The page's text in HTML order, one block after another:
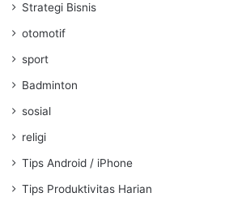
Strategi Bisnis
otomotif
sport
Badminton
sosial
religi
Tips Android / iPhone
Tips Produktivitas Harian